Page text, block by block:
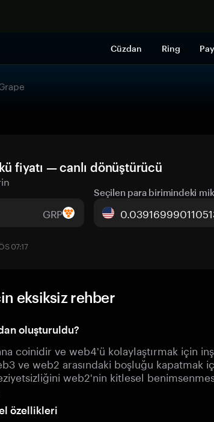
Cüzdan Ring Pay
fiyatı — canlı dönüştürücü
GRP
Seçilen para birimindeki
07:17
eksiksiz rehber
oluşturuldu?
coinidir ve web4'ü kolaylaştırmak için
ve web2 arasındaki boşluğu kapatmak
web2'nin kitlesel
özellikleri